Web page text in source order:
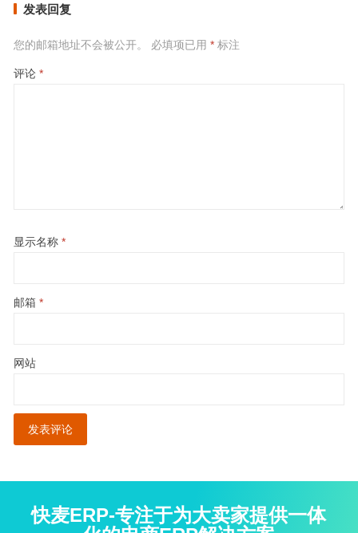
发表回复
您的邮箱地址不会被公开。 必填项已用 *标注
评论 *
显示名称 *
邮箱 *
网站
快麦ERP-专注于为大卖家提供一体